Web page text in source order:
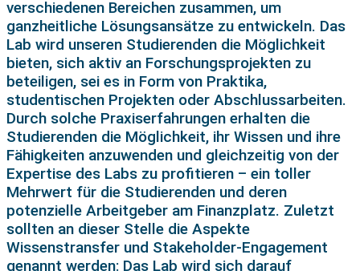
verschiedenen Bereichen zusammen, um
ganzheitliche Lösungsansätze zu entwickeln. Das
Lab wird unseren Studierenden die Möglichkeit
bieten, sich aktiv an Forschungsprojekten zu
beteiligen, sei es in Form von Praktika,
studentischen Projekten oder Abschlussarbeiten.
Durch solche Praxiserfahrungen erhalten die
Studierenden die Möglichkeit, ihr Wissen und ihre
Fähigkeiten anzuwenden und gleichzeitig von der
Expertise des Labs zu profitieren – ein toller
Mehrwert für die Studierenden und deren
potenzielle Arbeitgeber am Finanzplatz. Zuletzt
sollten an dieser Stelle die Aspekte
Wissenstransfer und Stakeholder-Engagement
genannt werden: Das Lab wird sich darauf